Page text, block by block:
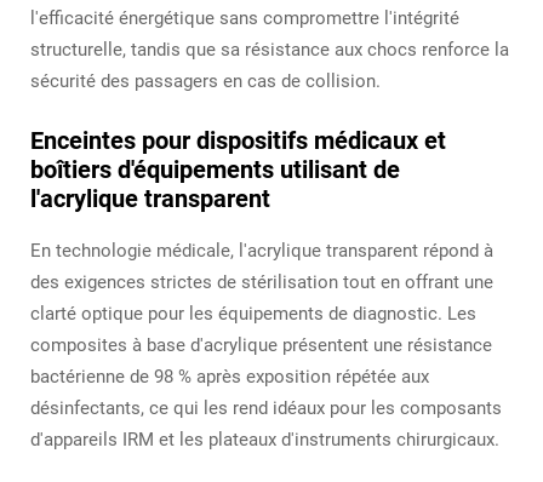
l'efficacité énergétique sans compromettre l'intégrité
structurelle, tandis que sa résistance aux chocs renforce la
sécurité des passagers en cas de collision.
Enceintes pour dispositifs médicaux et
boîtiers d'équipements utilisant de
l'acrylique transparent
En technologie médicale, l'acrylique transparent répond à
des exigences strictes de stérilisation tout en offrant une
clarté optique pour les équipements de diagnostic. Les
composites à base d'acrylique présentent une résistance
bactérienne de 98 % après exposition répétée aux
désinfectants, ce qui les rend idéaux pour les composants
d'appareils IRM et les plateaux d'instruments chirurgicaux.